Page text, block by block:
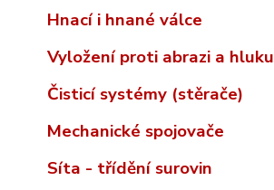
Hnací i hnané válce
Vyložení proti abrazi a hluku
Čisticí systémy (stěrače)
Mechanické spojovače
Síta - třídění surovin